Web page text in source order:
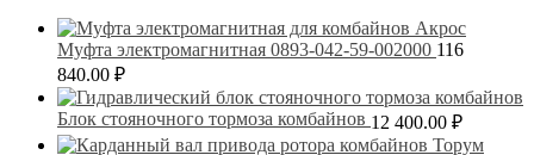
Муфта электромагнитная 0893-042-59-002000 116
840.00 ₽
Блок стояночного тормоза комбайнов 12 400.00 ₽